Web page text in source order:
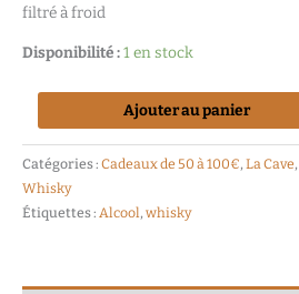
filtré à froid
Disponibilité :1 en stock
Ajouter au panier
Catégories : Cadeaux de 50 à 100€, La Cave,
Whisky
Étiquettes : Alcool, whisky